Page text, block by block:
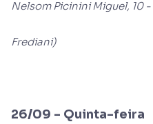
Nelsom Picinini Miguel, 10
Frediani)
26/09 - Quinta-feira